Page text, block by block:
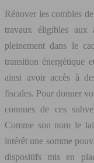
Rénover les combles
travaux éligibles aux
pleinement dans le
transition énergétique
ainsi avoir accès à
fiscales. Pour donner
connues de ces
Comme son nom le
intérêt une somme
dispositifs mis en